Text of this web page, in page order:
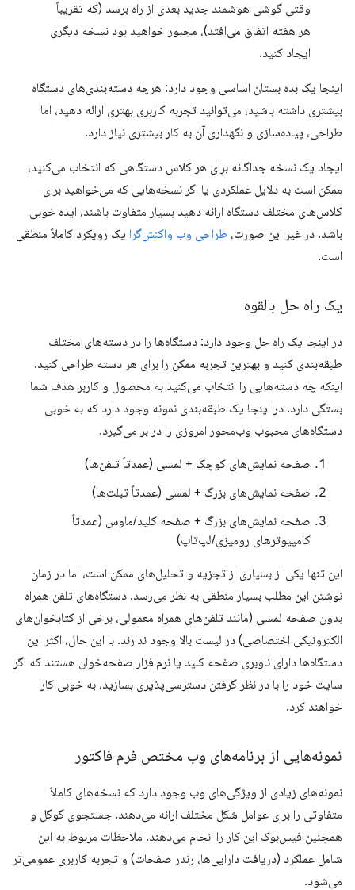
وقتی گوشی هوشمند جدید بعدی از راه برسد (که تقریباً
هر هفته اتفاق می‌افتد)، مجبور خواهید بود نسخه دیگری
ایجاد کنید.
اینجا یک بده بستان اساسی وجود دارد: هرچه دسته‌بندی‌های دستگاه
بیشتری داشته باشید، می‌توانید تجربه کاربری بهتری ارائه دهید، اما
طراحی، پیاده‌سازی و نگهداری آن به کار بیشتری نیاز دارد.
ایجاد یک نسخه جداگانه برای هر کلاس دستگاهی که انتخاب می‌کنید،
ممکن است به دلایل عملکردی یا اگر نسخه‌هایی که می‌خواهید برای
کلاس‌های مختلف دستگاه ارائه دهید بسیار متفاوت باشند، ایده خوبی
باشد. در غیر این صورت، طراحی وب واکنش‌گرا یک رویکرد کاملاً منطقی
است.
یک راه حل بالقوه
در اینجا یک راه حل وجود دارد: دستگاه‌ها را در دسته‌های مختلف
طبقه‌بندی کنید و بهترین تجربه ممکن را برای هر دسته طراحی کنید.
اینکه چه دسته‌هایی را انتخاب می‌کنید به محصول و کاربر هدف شما
بستگی دارد. در اینجا یک طبقه‌بندی نمونه وجود دارد که به خوبی
دستگاه‌های محبوب وب‌محور امروزی را در بر می‌گیرد.
صفحه نمایش‌های کوچک + لمسی (عمدتاً تلفن‌ها)
صفحه نمایش‌های بزرگ + لمسی (عمدتاً تبلت‌ها)
صفحه نمایش‌های بزرگ + صفحه کلید/ماوس (عمدتاً
کامپیوترهای رومیزی/لپ‌تاپ)
این تنها یکی از بسیاری از تجزیه و تحلیل‌های ممکن است، اما در زمان
نوشتن این مطلب بسیار منطقی به نظر می‌رسد. دستگاه‌های تلفن همراه
بدون صفحه لمسی (مانند تلفن‌های همراه معمولی، برخی از کتابخوان‌های
الکترونیکی اختصاصی) در لیست بالا وجود ندارند. با این حال، اکثر این
دستگاه‌ها دارای ناوبری صفحه کلید یا نرم‌افزار صفحه‌خوان هستند که اگر
سایت خود را با در نظر گرفتن دسترسی‌پذیری بسازید، به خوبی کار
خواهند کرد.
نمونه‌هایی از برنامه‌های وب مختص فرم فاکتور
نمونه‌های زیادی از ویژگی‌های وب وجود دارد که نسخه‌های کاملاً
متفاوتی را برای عوامل شکل مختلف ارائه می‌دهند. جستجوی گوگل و
همچنین فیس‌بوک این کار را انجام می‌دهند. ملاحظات مربوط به این
شامل عملکرد (دریافت دارایی‌ها، رندر صفحات) و تجربه کاربری عمومی‌تر
می‌شود.